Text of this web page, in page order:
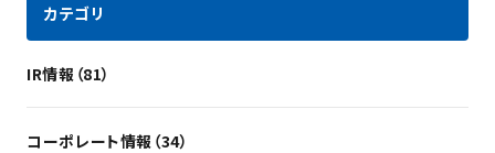
カテゴリ
IR情報（81）
コーポレート情報（34）